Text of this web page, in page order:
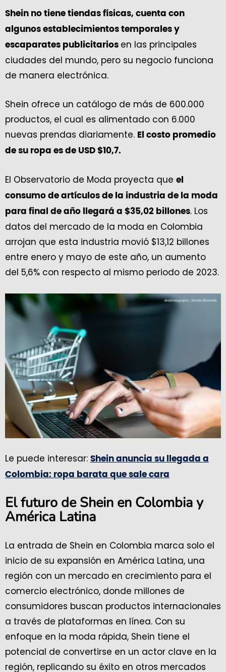
Shein no tiene tiendas físicas, cuenta con
algunos establecimientos temporales y
escaparates publicitarios en las principales
ciudades del mundo, pero su negocio funciona
de manera electrónica.
Shein ofrece un catálogo de más de 600.000
productos, el cual es alimentado con 6.000
nuevas prendas diariamente. El costo promedio
de su ropa es de USD $10,7.
El Observatorio de Moda proyecta que el
consumo de artículos de la industria de la moda
para final de año llegará a $35,02 billones. Los
datos del mercado de la moda en Colombia
arrojan que esta industria movió $13,12 billones
entre enero y mayo de este año, un aumento
del 5,6% con respecto al mismo periodo de 2023.
Le puede interesar: Shein anuncia su llegada a
Colombia: ropa barata que sale cara
El futuro de Shein en Colombia y
América Latina
La entrada de Shein en Colombia marca solo el
inicio de su expansión en América Latina, una
región con un mercado en crecimiento para el
comercio electrónico, donde millones de
consumidores buscan productos internacionales
a través de plataformas en línea. Con su
enfoque en la moda rápida, Shein tiene el
potencial de convertirse en un actor clave en la
región, replicando su éxito en otros mercados